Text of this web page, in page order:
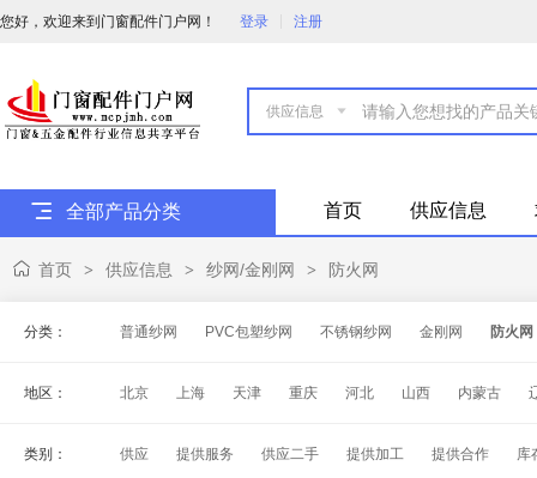
您好，欢迎来到门窗配件门户网！ 登录 注册

全部产品分类 首页 供应信息
首页 > 供应信息 > 纱网/金刚网 > 防火网
分类： 普通纱网 PVC包塑纱网 不锈钢纱网 金刚网 防火网
地区： 北京 上海 天津 重庆 河北 山西 内蒙古
类别：
供应 提供服务 供应二手 提供加工 提供合作 库